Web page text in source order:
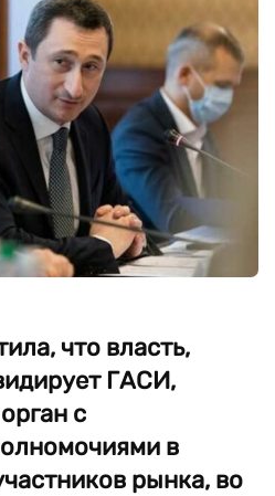
что власть,
ГАСИ,
с
в
рынка, во